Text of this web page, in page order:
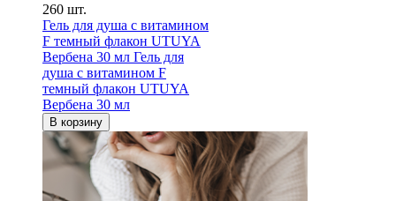
260 шт.
Гель для душа с витамином
F темный флакон UTUYA
Вербена 30 мл Гель для
душа с витамином F
темный флакон UTUYA
Вербена 30 мл
В корзину